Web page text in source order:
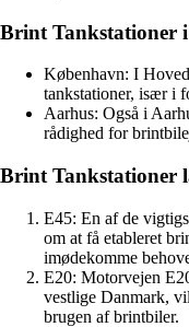
Brint Tankstationer
København: I
tankstationer, især i
Aarhus: Også i
rådighed for
Brint Tankstationer
E45: En af de
om at få etableret
imødekomme
E20: Motorvejen
vestlige Danmark,
brugen af brintbiler.